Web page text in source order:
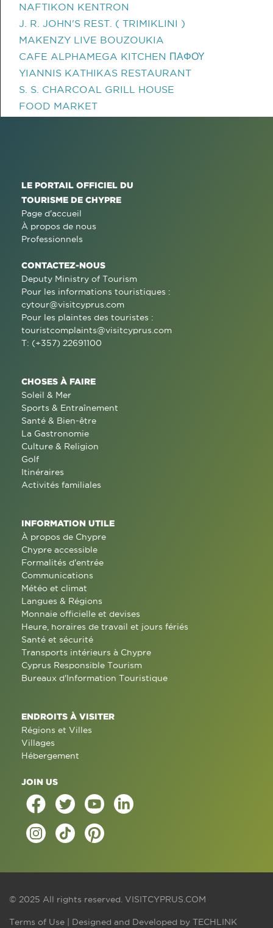
NAFTIKON KENTRON
J. R. JOHN'S REST. ( TRIMIKLINI )
MAKENZY LIVE BOUZOUKIA
CAFE ALPHAMEGA KITCHEN ΠΑΦΟΥ
YIANNIS KATHIKAS RESTAURANT
S. S. CHARCOAL GRILL HOUSE
FOOD MARKET
LE PORTAIL OFFICIEL DU
TOURISME DE CHYPRE
Page d'accueil
À propos de nous
Professionnels
CONTACTEZ-NOUS
Deputy Ministry of Tourism
Pour les informations touristiques :
cytour@visitcyprus.com
Pour les plaintes des touristes :
touristcomplaints@visitcyprus.com
T: (+357) 22691100
CHOSES À FAIRE
Soleil & Mer
Sports & Entraînement
Santé & Bien-être
La Gastronomie
Culture & Religion
Golf
Itinéraires
Activités familiales
INFORMATION UTILE
À propos de Chypre
Chypre accessible
Formalités d'entrée
Communications
Météo et climat
Langues & Régions
Monnaie officielle et devises
Heure, horaires de travail et jours fériés
Santé et sécurité
Transports intérieurs à Chypre
Cyprus Responsible Tourism
Bureaux d'Information Touristique
ENDROITS À VISITER
Régions et Villes
Villages
Hébergement
JOIN US
© 2025 All rights reserved. VISITCYPRUS.COM
Terms of Use | Designed and Developed by TECHLINK